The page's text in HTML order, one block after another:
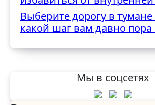
Выберите дорогу в тумане
какой шаг вам давно пора
Мы в соцсетях